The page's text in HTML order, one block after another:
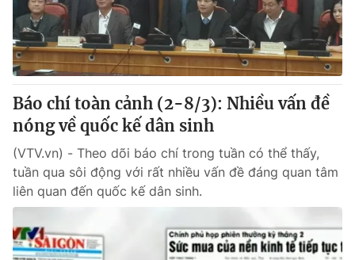
Sản phẩm
Thị trường
Tư vấn
Lịch phát sóng
Chuyên mục khác
Emagazine Podcast
Photo Infographic
Video Shorts video
Báo chí toàn cảnh (2-8/3): Nhiều vấn đề
nóng về quốc kế dân sinh
(VTV.vn) - Theo dõi báo chí trong tuần có thể thấy,
tuần qua sôi động với rất nhiều vấn đề đáng quan tâm
liên quan đến quốc kế dân sinh.